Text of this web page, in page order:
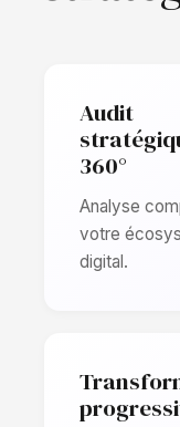
Audit
360°
Analyse
votre
digital.